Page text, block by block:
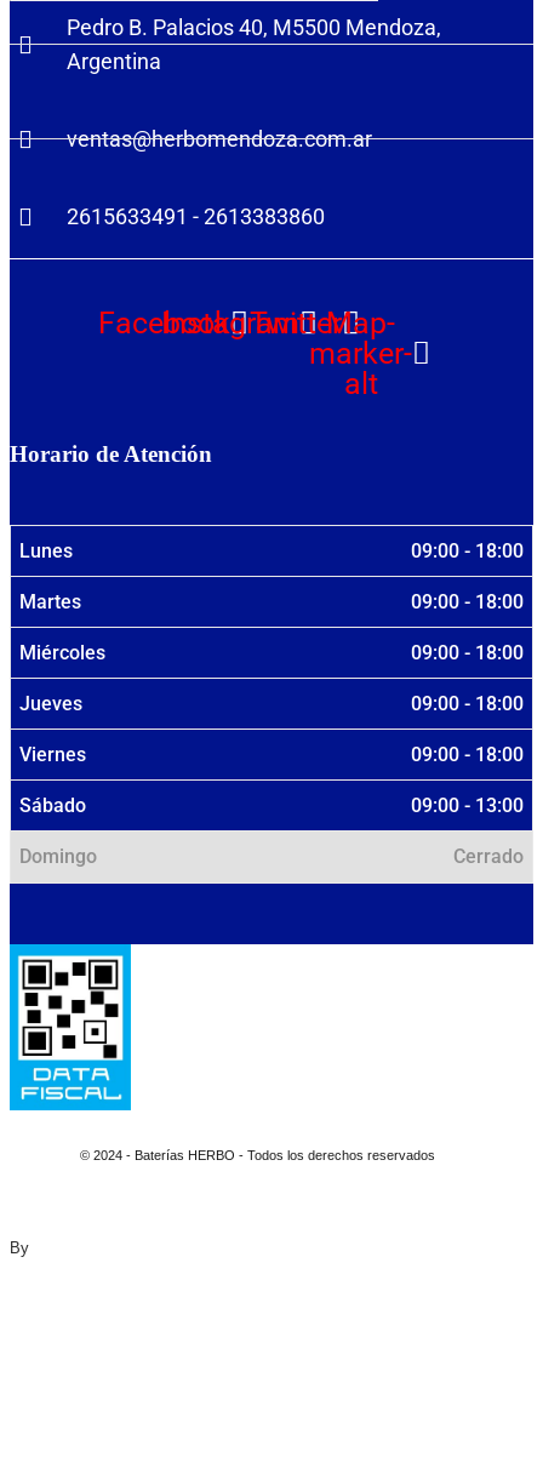
Pedro B. Palacios 40, M5500 Mendoza,
Argentina
ventas@herbomendoza.com.ar
2615633491 - 2613383860
Facebook
Instagram
TwitterMap-
marker-
alt
Horario de Atención
Lunes 09:00 - 18:00
Martes 09:00 - 18:00
Miércoles 09:00 - 18:00
Jueves 09:00 - 18:00
Viernes 09:00 - 18:00
Sábado 09:00 - 13:00
Domingo Cerrado
© 2024 - Baterías HERBO - Todos los derechos reservados
By